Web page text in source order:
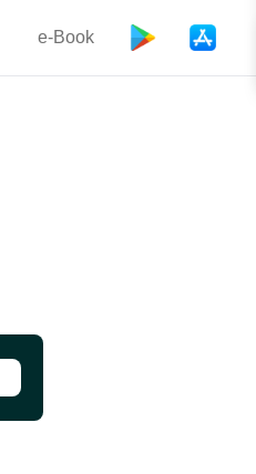
e-Book